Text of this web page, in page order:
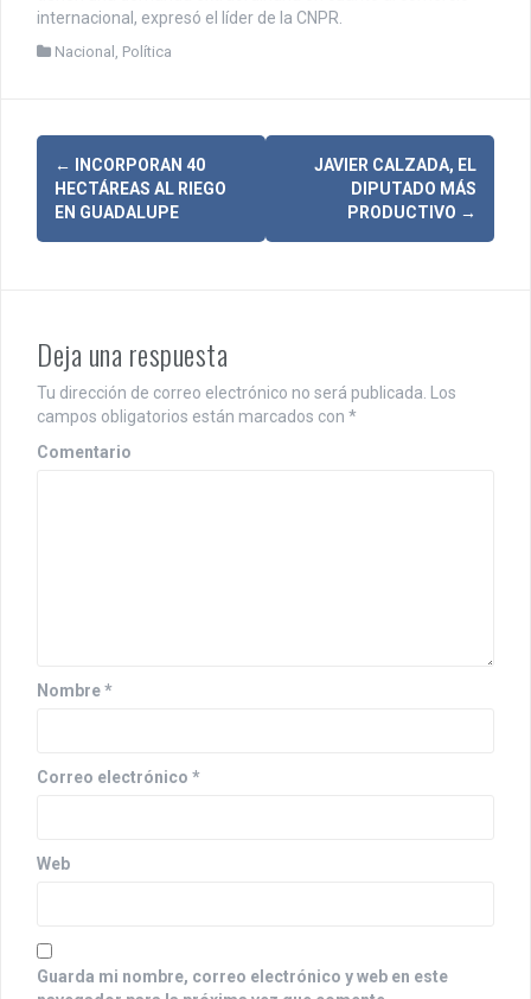
internacional, expresó el líder de la CNPR.
Nacional Política
N
g
a
c
i
e
t
r
a
d
s
←
INCORPORAN 40
HECTÁREAS AL RIEGO
EN GUADALUPE
JAVIER CALZADA, EL
DIPUTADO MÁS
PRODUCTIVO →
Deja una respuesta
Tu dirección de correo electrónico no será publicada.
Los
campos obligatorios están marcados con *
Comentario
Nombre*
Correo electrónico *
Web
Guarda mi nombre, correo electrónico y web en este